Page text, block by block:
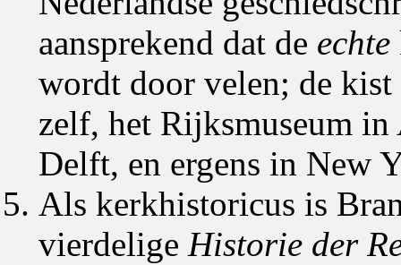
aansprekend dat de echte
wordt door velen; de
zelf, het Rijksmuseum
Delft, en ergens in New
Als kerkhistoricus is
vierdelige Historie der